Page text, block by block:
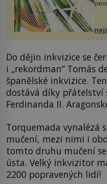
Do dějin inkvizice se
i „rekordman“ Tomás
španělské inkvizice.
dostává díky přátelství
Ferdinanda II.
Torquemada vynalézá
mučení, mezi nimi i
tomto druhu mučení
ústa. Velký inkvizitor
2200 popravených lidí!